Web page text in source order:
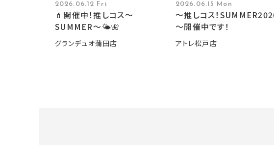
2026.06.12 Fri
💄開催中！推しコス〜
SUMMER〜🌤️🌺
グランデュオ蒲田店
2026.06.15 Mon
～推しコス！
～開催中です！
アトレ松戸店